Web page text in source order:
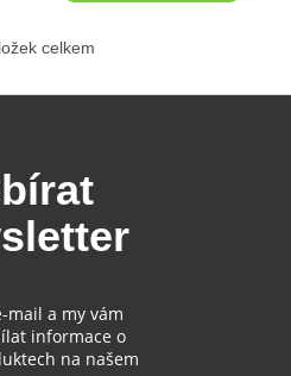
O
l
a
c
í
p
k
y
v
celkem
mail a my vám
informace o
na našem